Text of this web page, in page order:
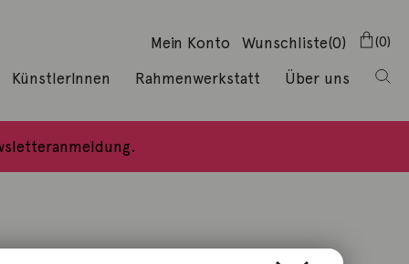
Mein Konto (0)
Wunschliste 0
KünstlerInnen Rahmenwerkstatt Über uns